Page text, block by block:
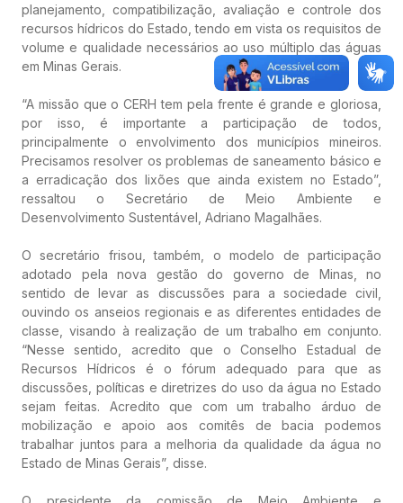
planejamento, compatibilização, avaliação e controle dos
recursos hídricos do Estado, tendo em vista os requisitos de
volume e qualidade necessários ao uso múltiplo das águas
em Minas Gerais.
“A missão que o CERH tem pela frente é grande e gloriosa,
por isso, é importante a participação de todos,
principalmente o envolvimento dos municípios mineiros.
Precisamos resolver os problemas de saneamento básico e
a erradicação dos lixões que ainda existem no Estado”,
ressaltou o Secretário de Meio Ambiente e
Desenvolvimento Sustentável, Adriano Magalhães.
O secretário frisou, também, o modelo de participação
adotado pela nova gestão do governo de Minas, no
sentido de levar as discussões para a sociedade civil,
ouvindo os anseios regionais e as diferentes entidades de
classe, visando à realização de um trabalho em conjunto.
“Nesse sentido, acredito que o Conselho Estadual de
Recursos Hídricos é o fórum adequado para que as
discussões, políticas e diretrizes do uso da água no Estado
sejam feitas. Acredito que com um trabalho árduo de
mobilização e apoio aos comitês de bacia podemos
trabalhar juntos para a melhoria da qualidade da água no
Estado de Minas Gerais”, disse.